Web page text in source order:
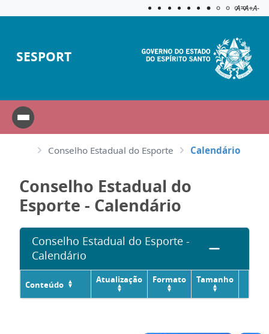
Aplicar
A=A+A-
SESPORT
Conselho Estadual do Esporte Calendário
Conselho Estadual do
Esporte - Calendário
Conselho Estadual do Esporte -
Calendário
Conteúdo Atualização Formato Tamanho